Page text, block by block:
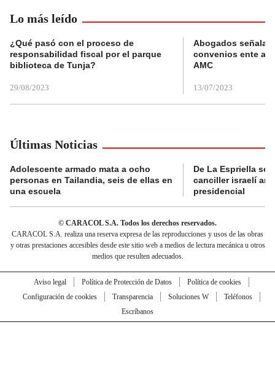
Lo más leído
¿Qué pasó con el proceso de
responsabilidad fiscal por el parque
biblioteca de Tunja?
29/08/2023
Abogados
convenios ente
AMC
13/07/2023
Últimas Noticias
Adolescente armado mata a ocho
personas en Tailandia, seis de ellas en
una escuela
De La Espriella se
canciller israelí
presidencial
© CARACOL S.A. Todos los derechos reservados.
CARACOL S.A. realiza una reserva expresa de las reproducciones y usos de las obras
y otras prestaciones accesibles desde este sitio web a medios de lectura mecánica u otros
medios que resulten adecuados.
Aviso legal Política de Protección de Datos
Política de cookies
Configuración de cookies
Transparencia Soluciones W
Teléfonos
Escríbanos